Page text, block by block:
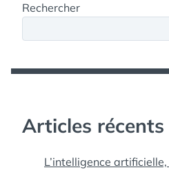
Rechercher
Articles récents
L’intelligence